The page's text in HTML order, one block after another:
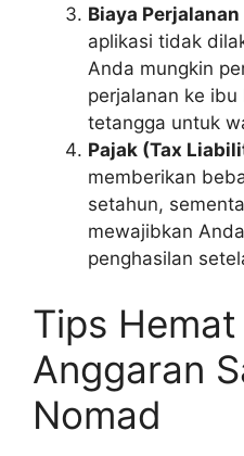
Biaya
aplikasi tidak
Anda mungkin
perjalanan ke
tetangga untuk
Pajak (Tax
memberikan
setahun,
mewajibkan
penghasilan
Tips
Anggaran
Nomad